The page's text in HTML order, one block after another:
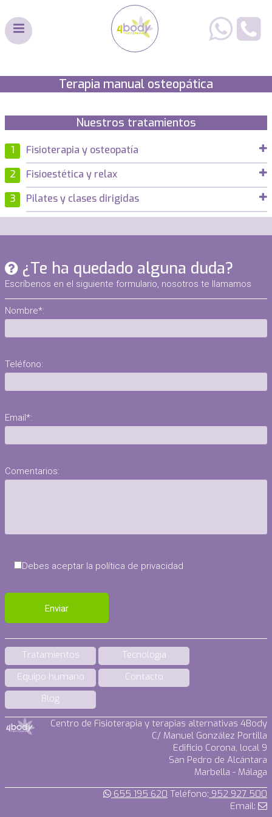
Terapia manual osteopática
Nuestros tratamientos
Fisioterapia y osteopatía
Fisioestética y relax
Pilates y clases dirigidas
¿Te ha quedado alguna duda?
Escríbenos en el siguiente formulario, nosotros te llamamos
Nombre*:
Teléfono:
Email*:
Comentarios:
Debes aceptar la política de privacidad
Tratamientos
Tecnología
Equipo humano
Contacto
Blog
Centro de Fisioterapia y terapias alternativas 4Body
C/ Manuel González Portilla
Edificio Corona, local 9
San Pedro de Alcántara
Marbella - Málaga
655 195 620 Teléfono: 952 927 500
Email: